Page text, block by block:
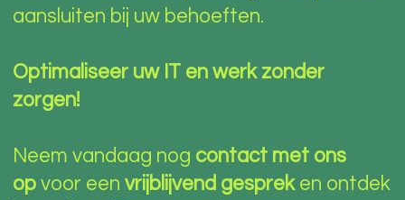
aansluiten bij uw behoeften.
Optimaliseer uw IT en werk zonder
zorgen!
Neem vandaag nog contact met ons
opvoor een vrijblijvend gespreken ontdek